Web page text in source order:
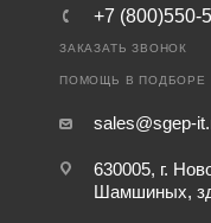
+7 (800)550-
ЗАКАЗАТЬ ЗВОНОК
ПОМОЩЬ В ПОДБОРЕ
sales@sgep-
630005, г.
Шамшиных,